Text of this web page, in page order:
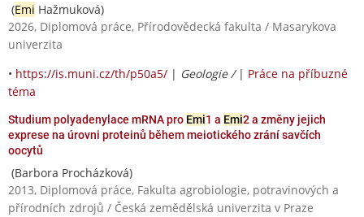
(Emi Hažmuková)
2026, Diplomová práce, Přírodovědecká fakulta / Masarykova
univerzita
• https://is.muni.cz/th/p50a5/ | Geologie / | Práce na příbuzné
téma
Studium polyadenylace mRNA pro Emi1 a Emi2 a změny jejich
exprese na úrovni proteinů během meiotického zrání savčích
oocytů
(Barbora Procházková)
2013, Diplomová práce, Fakulta agrobiologie, potravinových a
přírodních zdrojů / Česká zemědělská univerzita v Praze